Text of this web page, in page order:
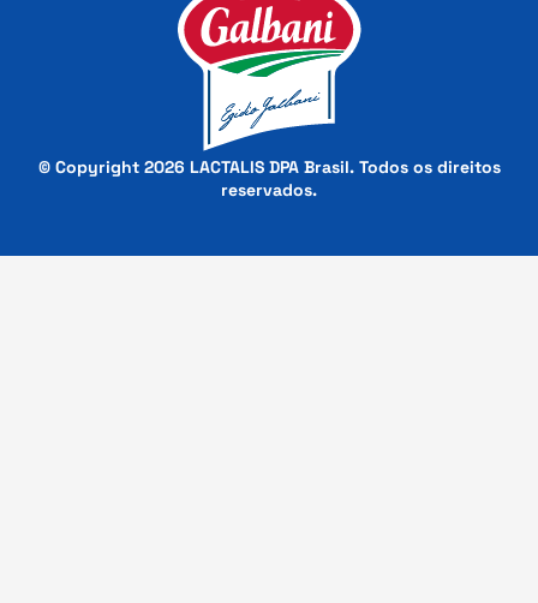
© Copyright 2026 LACTALIS DPA Brasil. Todos os direitos
reservados.